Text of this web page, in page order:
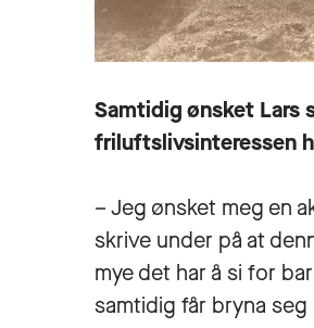
Samtidig ønsket Lars
friluftslivsinteressen
– Jeg ønsket meg en
skrive under på at
mye det har å si for
samtidig får bryna